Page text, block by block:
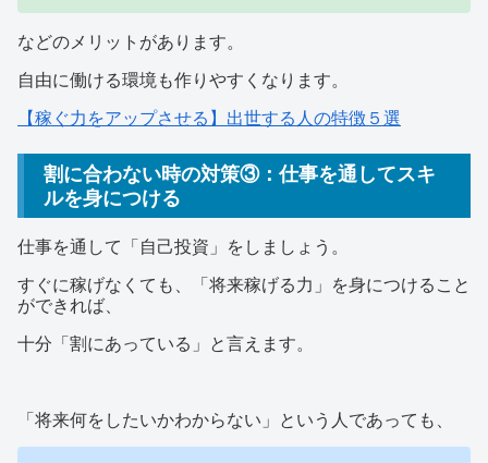
などのメリットがあります。
自由に働ける環境も作りやすくなります。
【稼ぐ力をアップさせる】出世する人の特徴５選
割に合わない時の対策③：仕事を通してスキ
ルを身につける
仕事を通して「自己投資」をしましょう。
すぐに稼げなくても、「将来稼げる力」を身につけること
ができれば、
十分「割にあっている」と言えます。
「将来何をしたいかわからない」という人であっても、